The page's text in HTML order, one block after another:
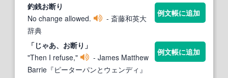
釣銭お断り
No change allowed.
- 斎藤和英大
辞典
例文帳に追加
「じゃあ、 お断り 」
"Then I refuse,"
- James Matthew
Barrie『ピーターパンとウェンディ』
例文帳に追加